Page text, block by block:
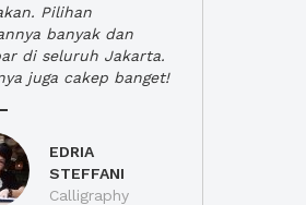
Pilihan
banyak dan
di seluruh Jakarta.
juga cakep banget!
EDRIA
STEFFANI
Calligraphy